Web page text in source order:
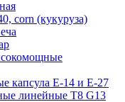
corn (кукуруза)
капсула Е-14 и Е-27
линейные T8 G13